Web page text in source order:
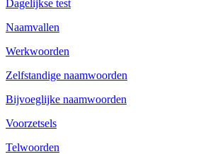
Dagelijkse test
Naamvallen
Werkwoorden
Zelfstandige naamwoorden
Bijvoeglijke naamwoorden
Voorzetsels
Telwoorden